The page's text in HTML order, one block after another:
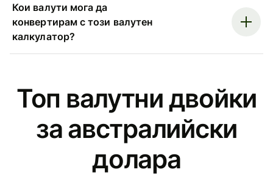
Кои валути мога да
конвертирам с този валутен
калкулатор?
Топ валутни двойки
за австралийски
доларa